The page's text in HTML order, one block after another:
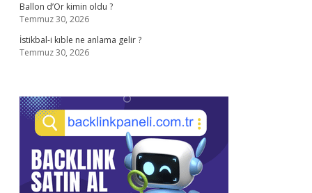
Ballon d’Or kimin oldu ?
Temmuz 30, 2026
İstikbal-i kıble ne anlama gelir ?
Temmuz 30, 2026